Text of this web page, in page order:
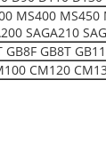
MS400 MS450
SAGA210
GB8T
CM120